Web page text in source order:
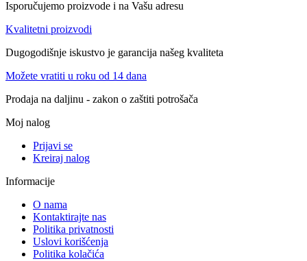
Isporučujemo proizvode i na Vašu adresu
Kvalitetni proizvodi
Dugogodišnje iskustvo je garancija našeg kvaliteta
Možete vratiti u roku od 14 dana
Prodaja na daljinu - zakon o zaštiti potrošača
Moj nalog
Prijavi se
Kreiraj nalog
Informacije
O nama
Kontaktirajte nas
Politika privatnosti
Uslovi korišćenja
Politika kolačića